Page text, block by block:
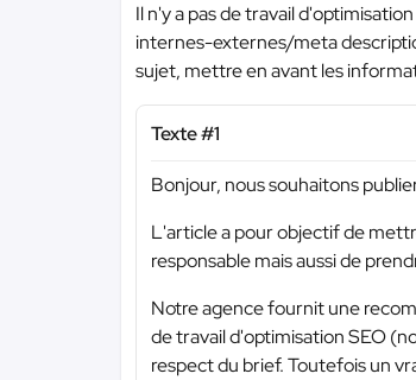
Il n'y a pas de travail
internes-externes/meta
sujet, mettre en avant les
Texte #1
Bonjour, nous souhaitons
L'article a pour objectif de
responsable mais aussi de
Notre agence fournit une
de travail d'optimisation SEO
respect du brief. Toutefois un